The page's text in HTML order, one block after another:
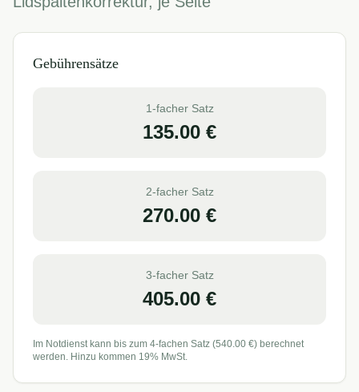
Gebührensätze
1-facher Satz
135.00 €
2-facher Satz
270.00 €
3-facher Satz
405.00 €
Im Notdienst kann bis zum 4-fachen Satz (540.00 €) berechnet
werden. Hinzu kommen 19% MwSt.